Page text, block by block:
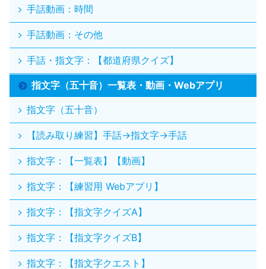
手話動画：時間
手話動画：その他
手話・指文字：【都道府県クイズ】
指文字（五十音）一覧表・動画・Webアプリ
指文字（五十音）
【読み取り練習】手話→指文字→手話
指文字：【一覧表】【動画】
指文字：【練習用 Webアプリ】
指文字：【指文字クイズA】
指文字：【指文字クイズB】
指文字：【指文字クエスト】